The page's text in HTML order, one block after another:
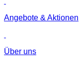
Angebote & Aktionen
Über uns